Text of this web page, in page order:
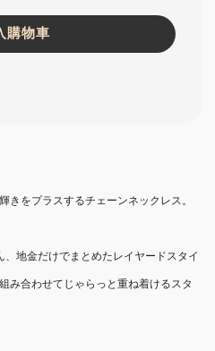
購物車
きをプラスするチェーンネックレス。
地金だけでまとめたレイヤードスタイ
み合わせてじゃらっと重ね着けるスタ